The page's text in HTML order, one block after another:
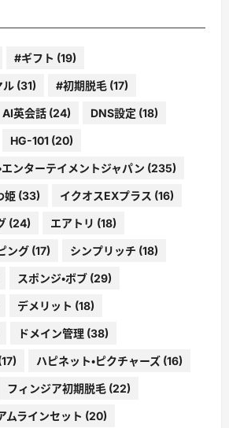
#ギフト (19)
ル (31) #初期脱毛 (17)
AI英会話 (24) DNS設定 (18)
HG-101 (20)
エンターテイメントジャパン (235)
姫 (33) イクオスEXプラス (16)
(24) エアトリ (18)
ング (17) シンプリッチ (18)
スポンジ・ボブ (29)
デメリット (18)
ドメイン管理 (38)
ハピネット・ピクチャーズ (16)
フィンジア初期脱毛 (22)
ムラインセット (20)